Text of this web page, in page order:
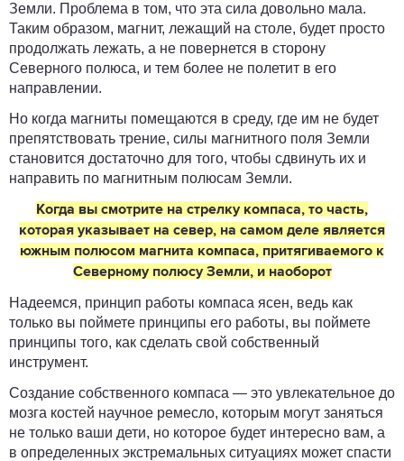
Земли. Проблема в том, что эта сила довольно мала.
Таким образом, магнит, лежащий на столе, будет просто
продолжать лежать, а не повернется в сторону
Северного полюса, и тем более не полетит в его
направлении.
Но когда магниты помещаются в среду, где им не будет
препятствовать трение, силы магнитного поля Земли
становится достаточно для того, чтобы сдвинуть их и
направить по магнитным полюсам Земли.
Когда вы смотрите на стрелку компаса, то часть,
которая указывает на север, на самом деле является
южным полюсом магнита компаса, притягиваемого к
Северному полюсу Земли, и наоборот
Надеемся, принцип работы компаса ясен, ведь как
только вы поймете принципы его работы, вы поймете
принципы того, как сделать свой собственный
инструмент.
Создание собственного компаса — это увлекательное до
мозга костей научное ремесло, которым могут заняться
не только ваши дети, но которое будет интересно вам, а
в определенных экстремальных ситуациях может спасти